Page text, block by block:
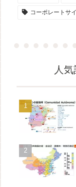
コーポレートサ
人